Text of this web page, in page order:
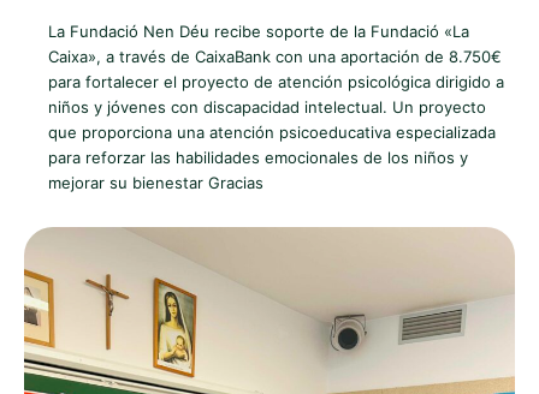
La Fundació Nen Déu recibe soporte de la Fundació «La
Caixa», a través de CaixaBank con una aportación de 8.750€
para fortalecer el proyecto de atención psicológica dirigido a
niños y jóvenes con discapacidad intelectual. Un proyecto
que proporciona una atención psicoeducativa especializada
para reforzar las habilidades emocionales de los niños y
mejorar su bienestar Gracias